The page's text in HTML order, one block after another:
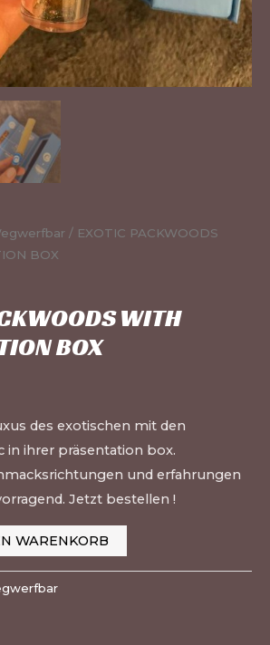
/ EXOTIC PACKWOODS
BOX
WITH
BOX
des exotischen mit den
in ihrer präsentation box.
und erfahrungen
Jetzt bestellen !
WARENKORB